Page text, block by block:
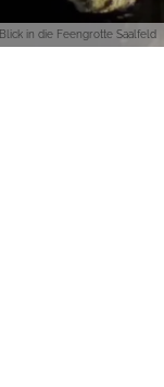
Blick in die Feengrotte Saalfeld